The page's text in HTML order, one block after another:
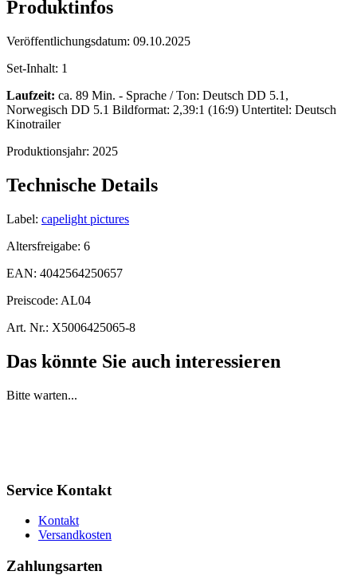
Produktinfos
Veröffentlichungsdatum: 09.10.2025
Set-Inhalt: 1
Laufzeit: ca. 89 Min. - Sprache / Ton: Deutsch DD 5.1,
Norwegisch DD 5.1 Bildformat: 2,39:1 (16:9) Untertitel: Deutsch
Kinotrailer
Produktionsjahr: 2025
Technische Details
Label: capelight pictures
Altersfreigabe: 6
EAN: 4042564250657
Preiscode: AL04
Art. Nr.: X5006425065-8
Das könnte Sie auch interessieren
Bitte warten...
Service Kontakt
Kontakt
Versandkosten
Zahlungsarten